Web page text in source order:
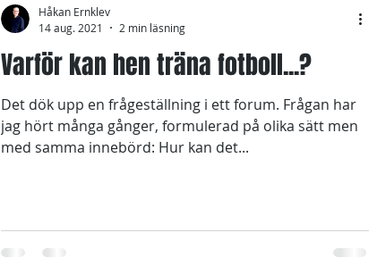
Varför kan hen träna fotboll...?
Det dök upp en frågeställning i ett forum. Frågan har
jag hört många gånger, formulerad på olika sätt men
med samma innebörd: Hur kan det...
Håkan Ernklev
14 aug. 2021
2 min läsning